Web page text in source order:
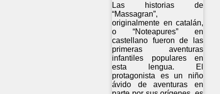
Las historias de
“Massagran”,
originalmente en catalán,
o “Noteapures” en
castellano fueron de las
primeras aventuras
infantiles populares en
esta lengua. El
protagonista es un niño
ávido de aventuras en